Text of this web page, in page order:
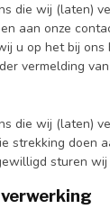
die wij (laten)
aan onze
u op het bij
vermelding
die wij (laten)
strekking doen
sturen